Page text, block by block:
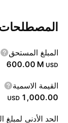
المصطلحات
المبلغ المستحق
‪600.00 M‬ USD
القيمة الاسمية
1,000.00
USD
الحد الأدنى لمبلغ